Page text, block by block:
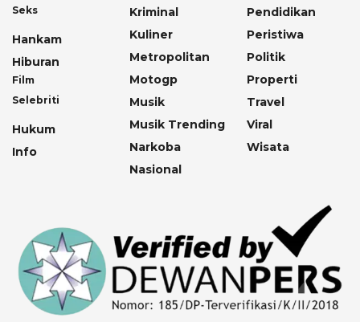
Seks
Hankam
Hiburan
Film
Selebriti
Hukum
Info
Kriminal
Kuliner
Metropolitan
Motogp
Musik
Musik Trending
Narkoba
Nasional
Pendidikan
Peristiwa
Politik
Properti
Travel
Viral
Wisata